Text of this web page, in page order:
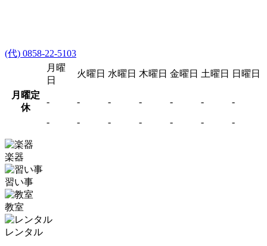
(代) 0858-22-5103
月曜
日
火曜日 水曜日 木曜日 金曜日 土曜日 日曜日
月曜定
休
- - - - - -
-
-
- - - - - -
楽器
習い事
教室
レンタル